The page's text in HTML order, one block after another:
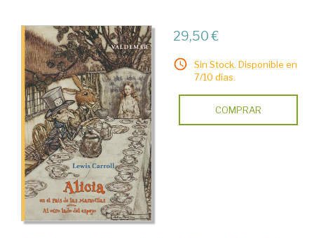
29,50 €
Sin Stock. Disponible en
7/10 días.
COMPRAR